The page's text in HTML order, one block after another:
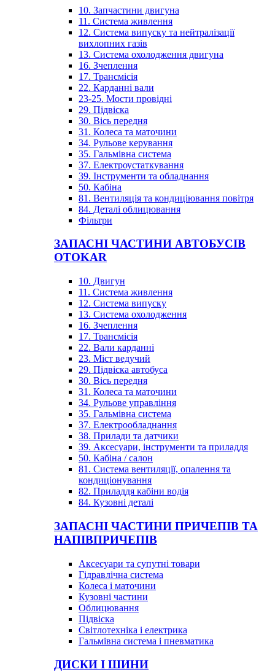
10. Запчастини двигуна
11. Система живлення
12. Система випуску та нейтралізації
вихлопних газів
13. Система охолодження двигуна
16. Зчеплення
17. Трансмісія
22. Карданні вали
23-25. Мости провідні
29. Підвіска
30. Вісь передня
31. Колеса та маточини
34. Рульове керування
35. Гальмівна система
37. Електроустаткування
39. Інструменти та обладнання
50. Кабіна
81. Вентиляція та кондиціювання повітря
84. Деталі облицювання
Фільтри
ЗАПАСНІ ЧАСТИНИ АВТОБУСІВ
OTOKAR
10. Двигун
11. Система живлення
12. Система випуску
13. Система охолодження
16. Зчеплення
17. Трансмісія
22. Вали карданні
23. Міст ведучий
29. Підвіска автобуса
30. Вісь передня
31. Колеса та маточини
34. Рульове управління
35. Гальмівна система
37. Електрообладнання
38. Прилади та датчики
39. Аксесуари, інструменти та приладдя
50. Кабіна / салон
81. Система вентиляції, опалення та
кондиціонування
82. Приладдя кабіни водія
84. Кузовні деталі
ЗАПАСНІ ЧАСТИНИ ПРИЧЕПІВ ТА
НАПІВПРИЧЕПІВ
Аксесуари та супутні товари
Гідравлічна система
Колеса і маточини
Кузовні частини
Облицювання
Підвіска
Світлотехніка і електрика
Гальмівна система і пневматика
ДИСКИ І ШИНИ